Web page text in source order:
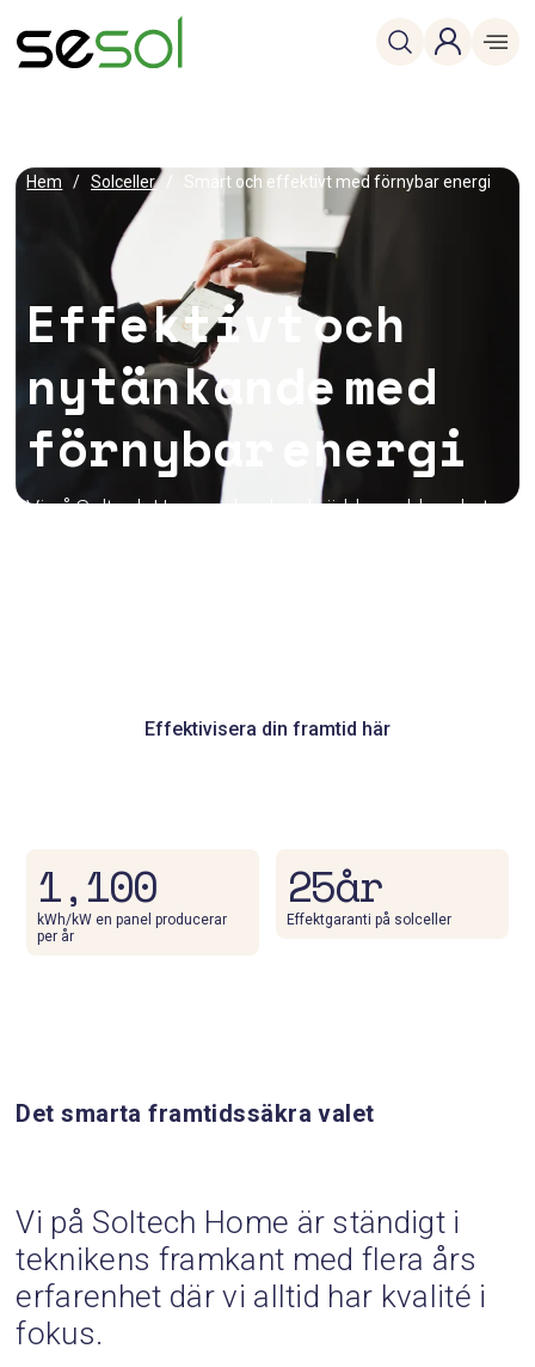
Hem / Solceller Smart och effektivt med förnybar energi
Effektivt och
nytänkande med
förnybar energi
Vi på Soltech Home erbjuder skräddarsydda paket
Effektivisera din framtid här
1,100
kWh/kW en panel producerar
per år
25år
Effektgaranti på solceller
Det smarta framtidssäkra valet
Vi på Soltech Home är ständigt i
teknikens framkant med flera års
erfarenhet där vi alltid har kvalité i
fokus.